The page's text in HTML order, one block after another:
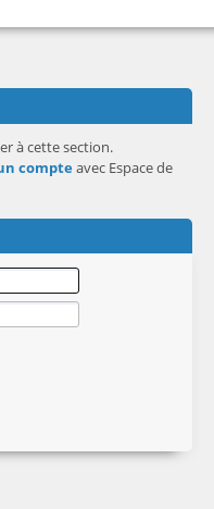
à cette section.
compteavec Espace de